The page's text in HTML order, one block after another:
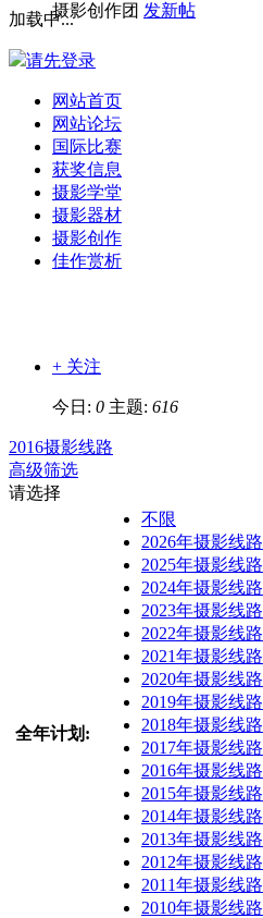
加载中...
请先登录
网站首页
网站论坛
国际比赛
获奖信息
摄影学堂
摄影器材
摄影创作
佳作赏析
摄影创作团 发新帖
+ 关注
今日: 0 主题: 616
2016摄影线路
高级筛选
请选择
全年计划:
不限
2026年摄影线路
2025年摄影线路
2024年摄影线路
2023年摄影线路
2022年摄影线路
2021年摄影线路
2020年摄影线路
2019年摄影线路
2018年摄影线路
2017年摄影线路
2016年摄影线路
2015年摄影线路
2014年摄影线路
2013年摄影线路
2012年摄影线路
2011年摄影线路
2010年摄影线路